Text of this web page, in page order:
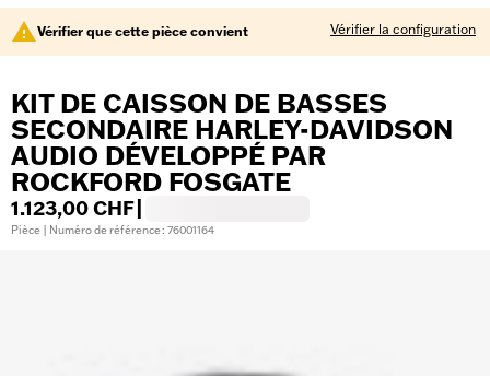
Vérifier que cette pièce convient Vérifier la configuration
KIT DE CAISSON DE BASSES
SECONDAIRE HARLEY-DAVIDSON
AUDIO DÉVELOPPÉ PAR
ROCKFORD FOSGATE
1.123,00 CHF
Pièce | Numéro de référence : 76001164